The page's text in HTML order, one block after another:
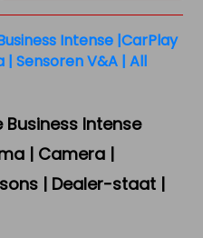
Business Intense
| Camera |
| Dealer-staat |